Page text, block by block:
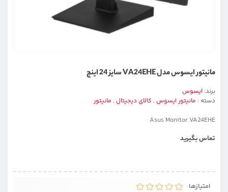
مانيتور ایسوس مدل VA24EHE سايز 24 اينچ
برند: ایسوس
دسته : مانیتور ایسوس , کالای دیجیتال , مانیتور
Asus Monitor VA24EHE
تماس بگیرید
امتیازها